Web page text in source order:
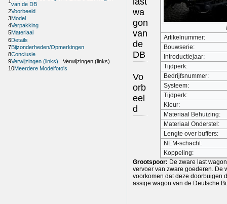
van de DB
2Voorbeeld
3Model
4Verpakking
5Materiaal
6Details
7Bijzonderheden/Opmerkingen
8Conclusie
9Verwijzingen (links)
Verwijzingen (links)
10Meerdere Modelfoto's
Artikelnummer:
Bouwserie:
Introductiejaar:
Tijdperk:
Bedrijfsnummer:
Systeem:
Tijdperk:
Kleur:
Materiaal Behuizing:
Materiaal Onderstel:
Lengte over buffers:
NEM-schacht:
Koppeling:
wa
gon
van
de
DB
Vo
orb
eel
d
Grootspoor: De zware last
vervoer van zware goederen. De
voorkomen dat deze doorbuigen
assige wagon van de Deutsche